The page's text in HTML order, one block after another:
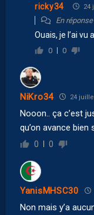
ricky34 24
En
Ouais, je l’ai vu
0 0
NiKro34 24
Nooon.. ça c’est
qu’on avance bien
0 0
YanisMHSC30
Non mais y’a